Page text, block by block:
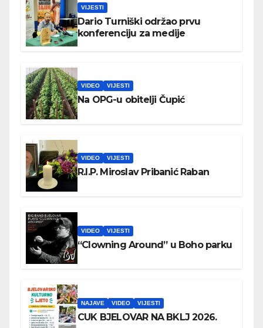
VIJESTI
Dario Turniški održao prvu
konferenciju za medije
VIDEO VIJESTI
Na OPG-u obitelji Čupić
VIDEO VIJESTI
R.I.P. Miroslav Pribanić Raban
VIDEO VIJESTI
“Clowning Around” u Boho parku
NAJAVE VIDEO VIJESTI
CUK BJELOVAR NA BKLJ 2026.